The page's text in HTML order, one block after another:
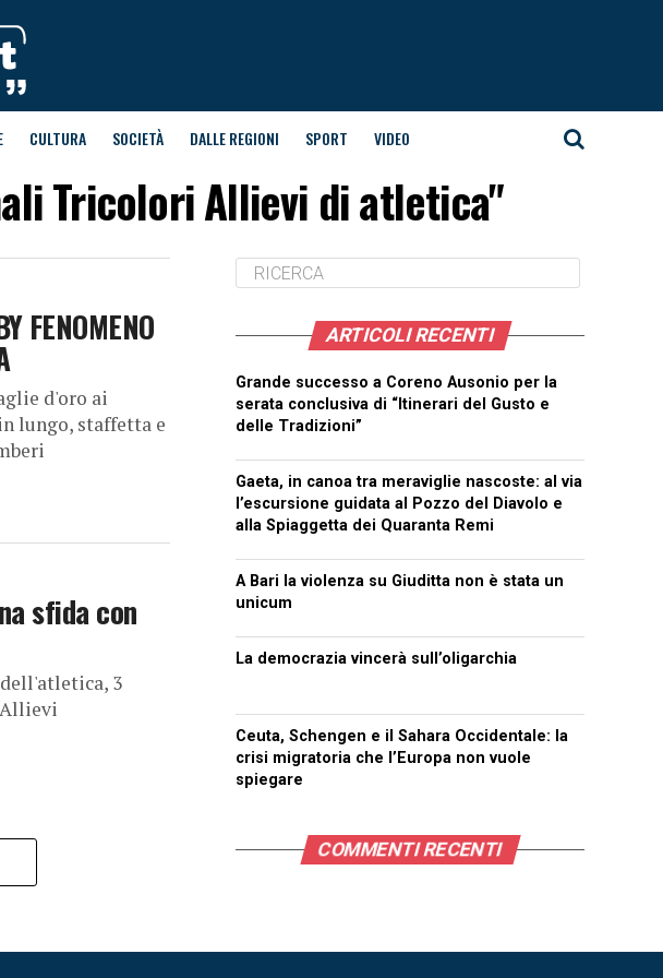
CULTURA SOCIETÀ DALLE REGIONI SPORT VIDEO
Tricolori Allievi di atletica"
FENOMENO
d'oro ai
lungo, staffetta e
sfida con
3
ARTICOLI RECENTI
Grande successo a Coreno Ausonio per la
serata conclusiva di “Itinerari del Gusto e
delle Tradizioni”
Gaeta, in canoa tra meraviglie nascoste: al via
l’escursione guidata al Pozzo del Diavolo e
alla Spiaggetta dei Quaranta Remi
A Bari la violenza su Giuditta non è stata un
unicum
La democrazia vincerà sull’oligarchia
Ceuta, Schengen e il Sahara Occidentale: la
crisi migratoria che l’Europa non vuole
spiegare
COMMENTI RECENTI